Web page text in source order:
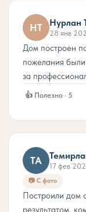
НТ Нурлан
28 янв
Дом построен
пожелания
за
👍 Полезно · 5
ТА 17 фев
📷 С фото
Построили дом
результатом,